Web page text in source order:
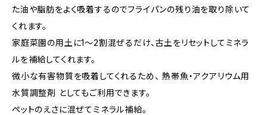
た油や脂肪をよく吸着するのでフライパンの残り油を取り除いて
くれます。
家庭菜園の用土に1〜2割混ぜるだけ、古土をリセットしてミネラ
ルを補給してくれます。
微小な有害物質を吸着してくれるため、 熱帯魚・アクアリウム用
水質調整剤 としてもご利用できます。
ペットのえさに混ぜてミネラル補給。